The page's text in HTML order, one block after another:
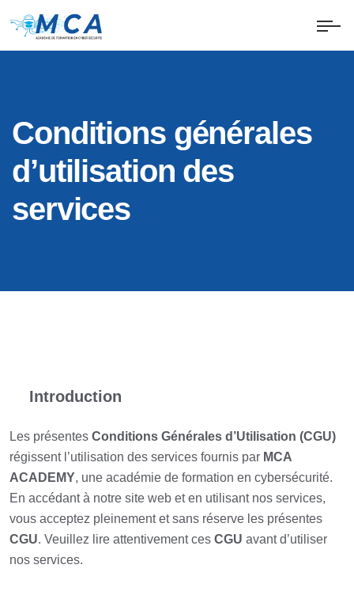
Conditions générales
d’utilisation des
services
Introduction
Les présentes Conditions Générales d’Utilisation (CGU)
régissent l’utilisation des services fournis par MCA
ACADEMY, une académie de formation en cybersécurité.
En accédant à notre site web et en utilisant nos services,
vous acceptez pleinement et sans réserve les présentes
CGU. Veuillez lire attentivement ces CGU avant d’utiliser
nos services.